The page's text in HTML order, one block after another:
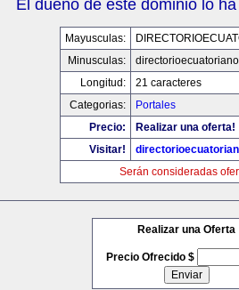
El dueño de este dominio lo
Mayusculas:
Minusculas:
Longitud:
21 caracteres
Categorias:
Portales
Precio:
Realizar una oferta!
Visitar!
Serán consideradas
Realizar una Oferta
Precio Ofrecido $